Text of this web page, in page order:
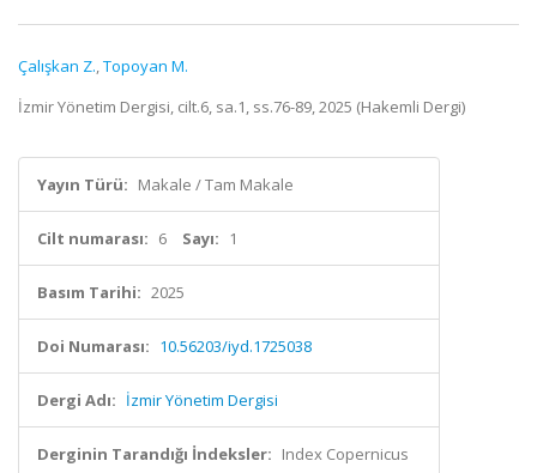
Çalışkan Z.,Topoyan M.
İzmir Yönetim Dergisi, cilt.6, sa.1, ss.76-89, 2025 (Hakemli Dergi)
Yayın Türü: Makale / Tam Makale
Cilt numarası: 6 Sayı: 1
Basım Tarihi: 2025
Doi Numarası: 10.56203/iyd.1725038
Dergi Adı: İzmir Yönetim Dergisi
Derginin Tarandığı İndeksler: Index Copernicus